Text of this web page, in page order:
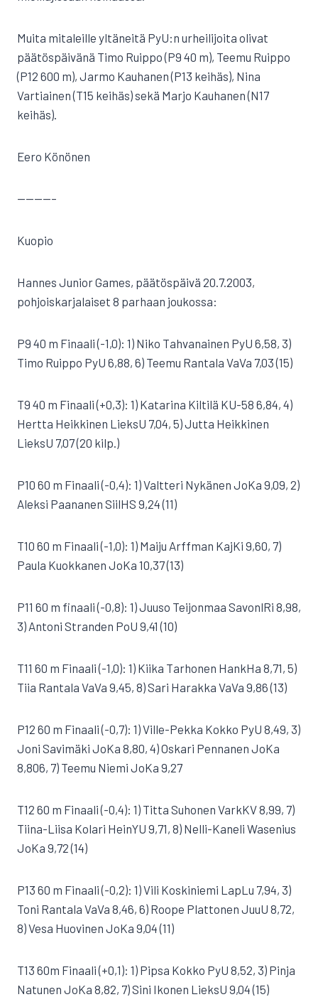
Muita mitaleille yltäneitä PyU:n urheilijoita olivat
päätöspäivänä Timo Ruippo (P9 40 m), Teemu Ruippo
(P12 600 m), Jarmo Kauhanen (P13 keihäs), Nina
Vartiainen (T15 keihäs) sekä Marjo Kauhanen (N17
keihäs).
Eero Könönen
————–
Kuopio
Hannes Junior Games, päätöspäivä 20.7.2003,
pohjoiskarjalaiset 8 parhaan joukossa:
P9 40 m Finaali (-1,0): 1) Niko Tahvanainen PyU 6,58, 3)
Timo Ruippo PyU 6,88, 6) Teemu Rantala VaVa 7,03 (15)
T9 40 m Finaali (+0,3): 1) Katarina Kiltilä KU-58 6,84, 4)
Hertta Heikkinen LieksU 7,04, 5) Jutta Heikkinen
LieksU 7,07 (20 kilp.)
P10 60 m Finaali (-0,4): 1) Valtteri Nykänen JoKa 9,09, 2)
Aleksi Paananen SiilHS 9,24 (11)
T10 60 m Finaali (-1,0): 1) Maiju Arffman KajKi 9,60, 7)
Paula Kuokkanen JoKa 10,37 (13)
P11 60 m finaali (-0,8): 1) Juuso Teijonmaa SavonlRi 8,98,
3) Antoni Stranden PoU 9,41 (10)
T11 60 m Finaali (-1,0): 1) Kiika Tarhonen HankHa 8,71, 5)
Tiia Rantala VaVa 9,45, 8) Sari Harakka VaVa 9,86 (13)
P12 60 m Finaali (-0,7): 1) Ville-Pekka Kokko PyU 8,49, 3)
Joni Savimäki JoKa 8,80, 4) Oskari Pennanen JoKa
8,806, 7) Teemu Niemi JoKa 9,27
T12 60 m Finaali (-0,4): 1) Titta Suhonen VarkKV 8,99, 7)
Tiina-Liisa Kolari HeinYU 9,71, 8) Nelli-Kaneli Wasenius
JoKa 9,72 (14)
P13 60 m Finaali (-0,2): 1) Vili Koskiniemi LapLu 7,94, 3)
Toni Rantala VaVa 8,46, 6) Roope Plattonen JuuU 8,72,
8) Vesa Huovinen JoKa 9,04 (11)
T13 60m Finaali (+0,1): 1) Pipsa Kokko PyU 8,52, 3) Pinja
Natunen JoKa 8,82, 7) Sini Ikonen LieksU 9,04 (15)